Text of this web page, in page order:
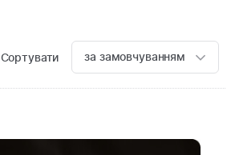
Сортувати за замовчуванням